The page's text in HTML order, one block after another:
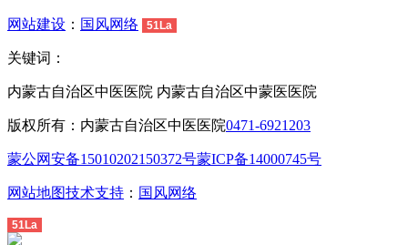
网站建设 ： 国风网络 51La
关键词：
内蒙古自治区中医医院 内蒙古自治区中蒙医医院
版权所有：内蒙古自治区中医医院0471-6921203
蒙公网安备15010202150372号蒙ICP备14000745号
网站地图技术支持 ： 国风网络
51La